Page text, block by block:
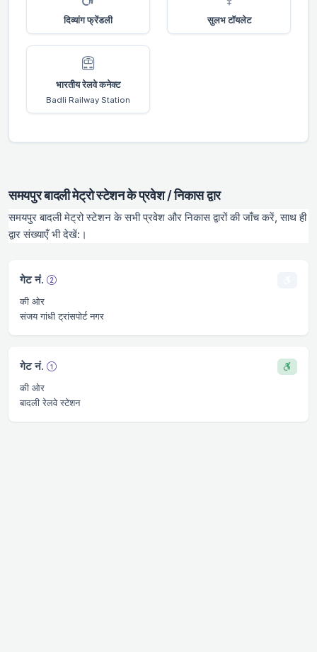
दिव्यांग फ्रेंडली सुलभ टॉयलेट
भारतीय रेलवे कनेक्ट
Badli Railway Station
समयपुर बादली मेट्रो स्टेशन के प्रवेश / निकास द्वार
समयपुर बादली मेट्रो स्टेशन के सभी प्रवेश और निकास द्वारों की जाँच करें, साथ ही
द्वार संख्याएँ भी देखें:।
गेट नं.
की ओर
संजय गांधी ट्रांसपोर्ट नगर
गेट नं.
की ओर
बादली रेलवे स्टेशन